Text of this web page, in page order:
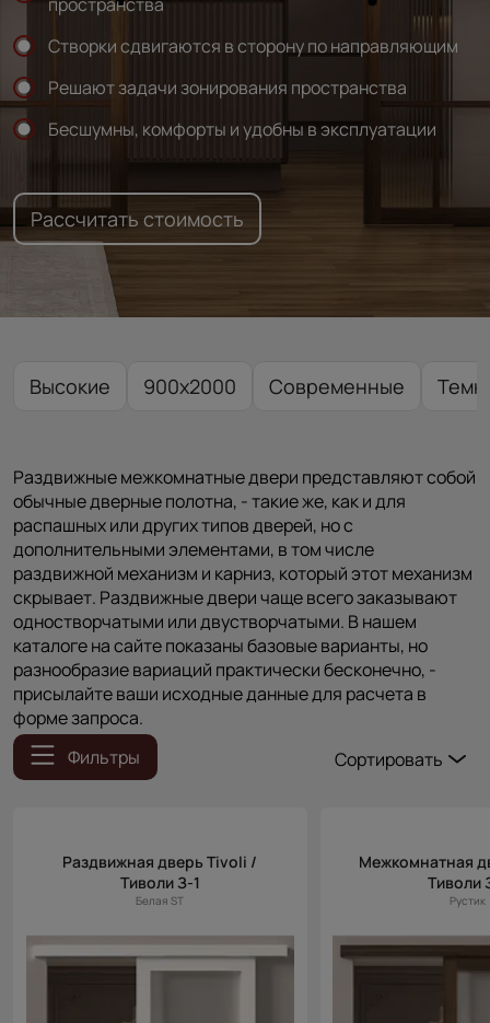
Створки сдвигаются в сторону по направляющим
Решают задачи зонирования пространства
Бесшумны, комфорты и удобны в эксплуатации
Рассчитать стоимость
Высокие 900x2000 Современные
Раздвижные межкомнатные двери представляют собой
обычные дверные полотна, - такие же, как и для
распашных или других типов дверей, но с
дополнительными элементами, в том числе
раздвижной механизм и карниз, который этот механизм
скрывает. Раздвижные двери чаще всего заказывают
одностворчатыми или двустворчатыми. В нашем
каталоге на сайте показаны базовые варианты, но
разнообразие вариаций практически бесконечно, -
присылайте ваши исходные данные для расчета в
форме запроса.
Фильтры
Сортировать
Цена (убыв.)
Cначала
Раздвижная дверь Tivoli /
Тиволи З-1
Белая ST
Межкомнатная
Тиволи
Рустик